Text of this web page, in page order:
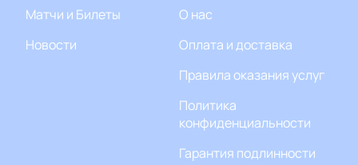
Матчи и Билеты
Новости
О нас
Оплата и доставка
Правила оказания услуг
Политика
конфиденциальности
Гарантия подлинности